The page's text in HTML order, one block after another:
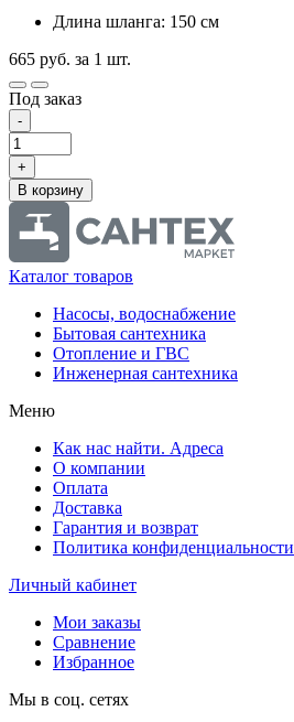
Длина шланга: 150 см
665 руб. за 1 шт.
Под заказ
-
+
В корзину
Каталог товаров
Насосы, водоснабжение
Бытовая сантехника
Отопление и ГВС
Инженерная сантехника
Меню
Как нас найти. Адреса
О компании
Оплата
Доставка
Гарантия и возврат
Политика конфиденциальности
Личный кабинет
Мои заказы
Сравнение
Избранное
Мы в соц. сетях